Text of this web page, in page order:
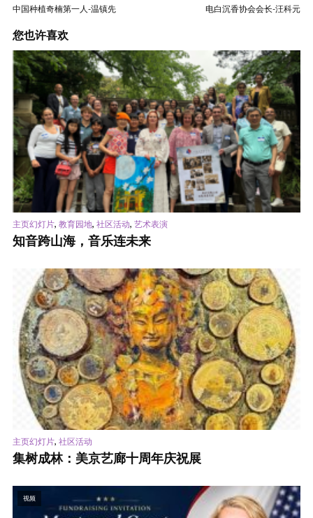
中国种植奇楠第一人-温镇先 电白沉香协会会长-汪科元
您也许喜欢
主页幻灯片, 教育园地, 社区活动, 艺术表演
知音跨山海，音乐连未来
主页幻灯片, 社区活动
集树成林：美京艺廊十周年庆祝展
视频